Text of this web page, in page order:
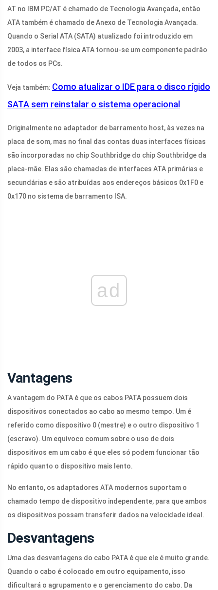
AT no IBM PC/AT é chamado de Tecnologia Avançada, então
ATA também é chamado de Anexo de Tecnologia Avançada.
Quando o Serial ATA (SATA) atualizado foi introduzido em
2003, a interface física ATA tornou-se um componente padrão
de todos os PCs.
Veja também: Como atualizar o IDE para o disco rígido
SATA sem reinstalar o sistema operacional
Originalmente no adaptador de barramento host, às vezes na
placa de som, mas no final das contas duas interfaces físicas
são incorporadas no chip Southbridge do chip Southbridge da
placa-mãe. Elas são chamadas de interfaces ATA primárias e
secundárias e são atribuídas aos endereços básicos 0x1F0 e
0x170 no sistema de barramento ISA.
ad
Vantagens
A vantagem do PATA é que os cabos PATA possuem dois
dispositivos conectados ao cabo ao mesmo tempo. Um é
referido como dispositivo 0 (mestre) e o outro dispositivo 1
(escravo). Um equívoco comum sobre o uso de dois
dispositivos em um cabo é que eles só podem funcionar tão
rápido quanto o dispositivo mais lento.
No entanto, os adaptadores ATA modernos suportam o
chamado tempo de dispositivo independente, para que ambos
os dispositivos possam transferir dados na velocidade ideal.
Desvantagens
Uma das desvantagens do cabo PATA é que ele é muito grande.
Quando o cabo é colocado em outro equipamento, isso
dificultará o agrupamento e o gerenciamento do cabo. Da